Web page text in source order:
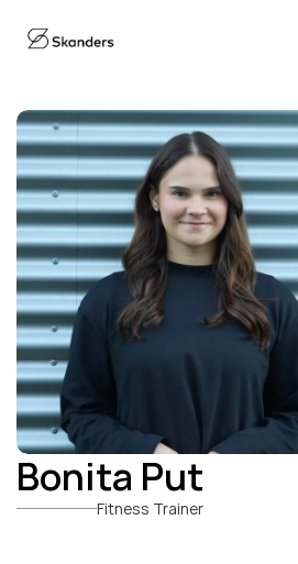
Bonita Put
Fitness Trainer